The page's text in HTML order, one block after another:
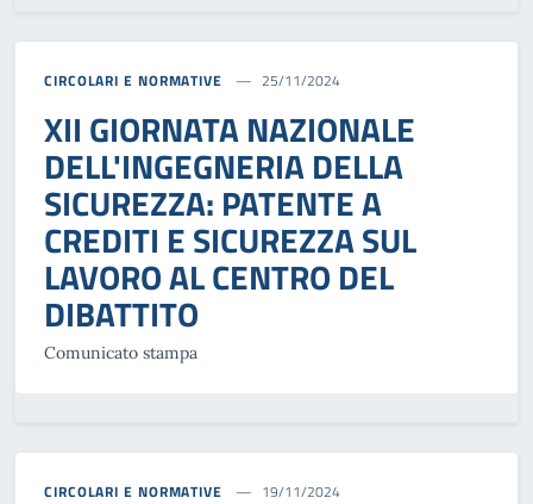
CIRCOLARI E NORMATIVE 25/11/2024
XII GIORNATA NAZIONALE
DELL'INGEGNERIA DELLA
SICUREZZA: PATENTE A
CREDITI E SICUREZZA SUL
LAVORO AL CENTRO DEL
DIBATTITO
Comunicato stampa
CIRCOLARI E NORMATIVE 19/11/2024